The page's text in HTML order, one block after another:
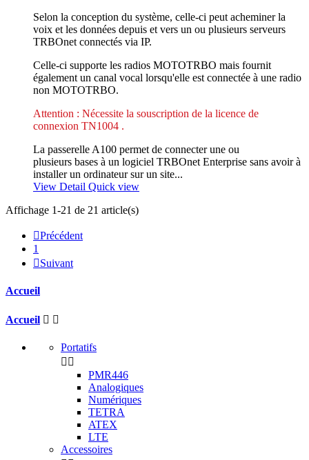
Selon la conception du système, celle-ci peut acheminer la
voix et les données depuis et vers un ou plusieurs serveurs
TRBOnet connectés via IP.
Celle-ci supporte les radios MOTOTRBO mais fournit
également un canal vocal lorsqu'elle est connectée à une radio
non MOTOTRBO.
Attention : Nécessite la souscription de la licence de
connexion TN1004 .
La passerelle A100 permet de connecter une ou
plusieurs bases à un logiciel TRBOnet Enterprise sans avoir à
installer un ordinateur sur un site...
View Detail Quick view
Affichage 1-21 de 21 article(s)
Précédent
1
Suivant
Accueil
Accueil  
Portatifs
 
PMR446
Analogiques
Numériques
TETRA
ATEX
LTE
Accessoires